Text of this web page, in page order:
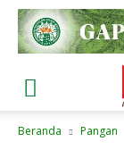
Beranda Pangan